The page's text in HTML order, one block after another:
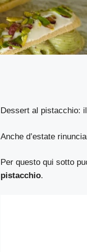
Dessert al pistacchio:
Anche d’estate
Per questo qui sotto
pistacchio.